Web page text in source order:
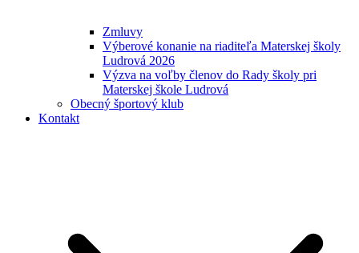
Zmluvy
Výberové konanie na riaditeľa Materskej školy
Ludrová 2026
Výzva na voľby členov do Rady školy pri
Materskej škole Ludrová
Obecný športový klub
Kontakt